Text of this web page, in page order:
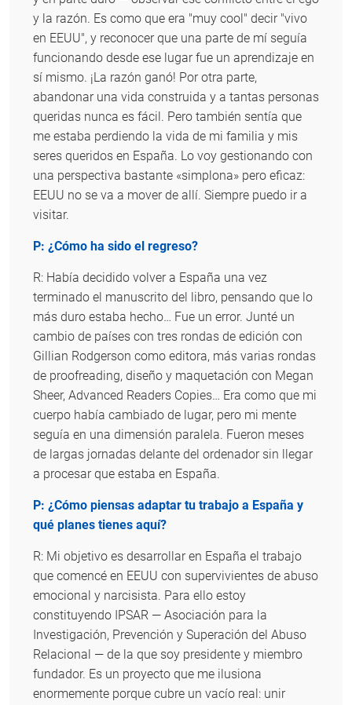
y la razón. Es como que era "muy cool" decir "vivo
en EEUU", y reconocer que una parte de mí seguía
funcionando desde ese lugar fue un aprendizaje en
sí mismo. ¡La razón ganó! Por otra parte,
abandonar una vida construida y a tantas personas
queridas nunca es fácil. Pero también sentía que
me estaba perdiendo la vida de mi familia y mis
seres queridos en España. Lo voy gestionando con
una perspectiva bastante «simplona» pero eficaz:
EEUU no se va a mover de allí. Siempre puedo ir a
visitar.
P: ¿Cómo ha sido el regreso?
R: Había decidido volver a España una vez
terminado el manuscrito del libro, pensando que lo
más duro estaba hecho… Fue un error. Junté un
cambio de países con tres rondas de edición con
Gillian Rodgerson como editora, más varias rondas
de proofreading, diseño y maquetación con Megan
Sheer, Advanced Readers Copies… Era como que mi
cuerpo había cambiado de lugar, pero mi mente
seguía en una dimensión paralela. Fueron meses
de largas jornadas delante del ordenador sin llegar
a procesar que estaba en España.
P: ¿Cómo piensas adaptar tu trabajo a España y
qué planes tienes aquí?
R: Mi objetivo es desarrollar en España el trabajo
que comencé en EEUU con supervivientes de abuso
emocional y narcisista. Para ello estoy
constituyendo IPSAR — Asociación para la
Investigación, Prevención y Superación del Abuso
Relacional — de la que soy presidente y miembro
fundador. Es un proyecto que me ilusiona
enormemente porque cubre un vacío real: unir